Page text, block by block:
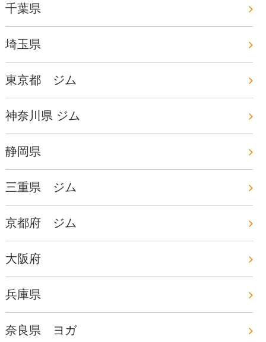
千葉県
埼玉県
東京都 ジム
神奈川県 ジム
静岡県
三重県 ジム
京都府 ジム
大阪府
兵庫県
奈良県 ヨガ